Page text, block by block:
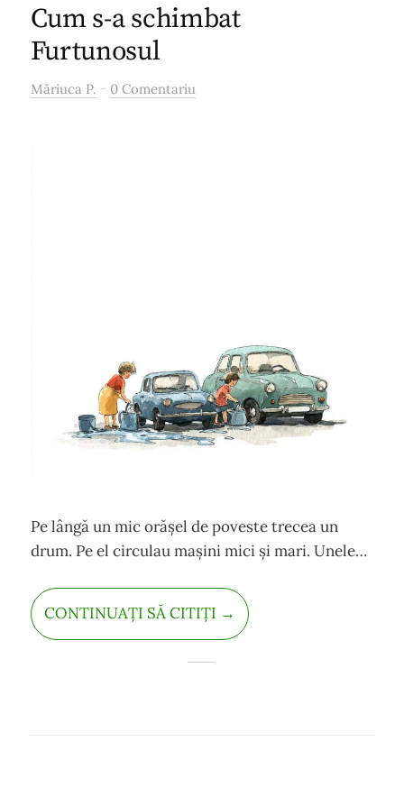
Cum s-a schimbat
Furtunosul
Măriuca P. - 0 Comentariu
Pe lângă un mic orășel de poveste trecea un
drum. Pe el circulau mașini mici și mari. Unele
mai mici transportau oameni la muncă. În acest
oraș de poveste, oamenii și mașinile erau
CONTINUAȚI SĂ CITIȚI →